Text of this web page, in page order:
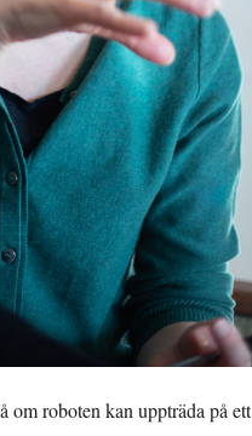
om roboten kan uppträda på ett